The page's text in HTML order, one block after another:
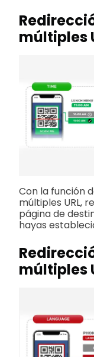
múltiples
Con la función
múltiples URL,
página de
hayas
múltiples